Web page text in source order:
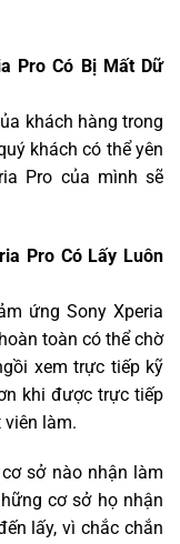
Pro Có Bị Mất Dữ
khách hàng trong
khách có thể yên
Pro của mình sẽ
Pro Có Lấy Luôn
ứng Sony Xperia
toàn có thể chờ
xem trực tiếp kỹ
khi được trực tiếp
làm.
sở nào nhận làm
cơ sở họ nhận
lấy, vì chắc chắn